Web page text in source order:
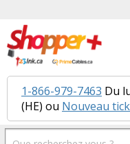
1-866-979-7463 Du
(HE) ou Nouveau